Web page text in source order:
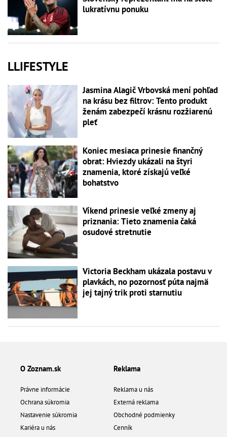
lukratívnu ponuku
LLIFESTYLE
Jasmina Alagič Vrbovská mení pohľad
na krásu bez filtrov: Tento produkt
ženám zabezpečí krásnu rozžiarenú
pleť
Koniec mesiaca prinesie finančný
obrat: Hviezdy ukázali na štyri
znamenia, ktoré získajú veľké
bohatstvo
Víkend prinesie veľké zmeny aj
priznania: Tieto znamenia čaká
osudové stretnutie
Victoria Beckham ukázala postavu v
plavkách, no pozornosť púta najmä
jej tajný trik proti starnutiu
O Zoznam.sk
Právne informácie
Ochrana súkromia
Nastavenie súkromia
Kariéra u nás
Reklama
Reklama u nás
Externá reklama
Obchodné podmienky
Cenník